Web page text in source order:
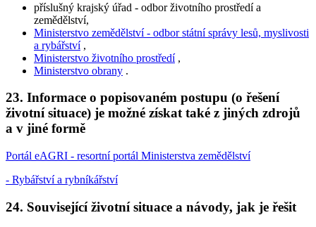
příslušný krajský úřad - odbor životního prostředí a
zemědělství,
Ministerstvo zemědělství - odbor státní správy lesů, myslivosti
a rybářství,
Ministerstvo životního prostředí,
Ministerstvo obrany .
23. Informace o popisovaném postupu (o řešení
životní situace) je možné získat také z jiných zdrojů
a v jiné formě
Portál eAGRI - resortní portál Ministerstva zemědělství
- Rybářství a rybníkářství
24. Související životní situace a návody, jak je řešit